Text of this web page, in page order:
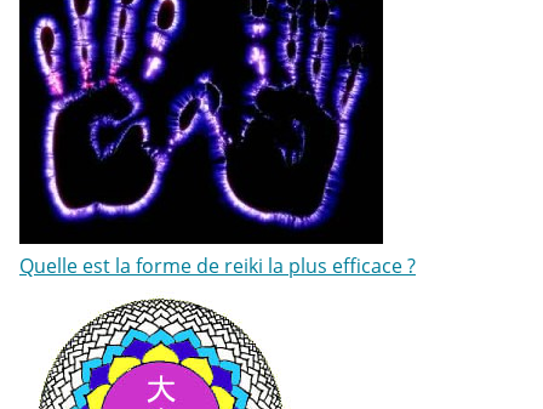
Quelle est la forme de reiki la plus efficace ?